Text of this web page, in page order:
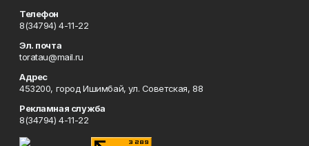
Телефон
8(34794) 4-11-22
Эл. почта
toratau@mail.ru
Адрес
453200, город Ишимбай, ул. Советская, 88
Рекламная служба
8(34794) 4-11-22